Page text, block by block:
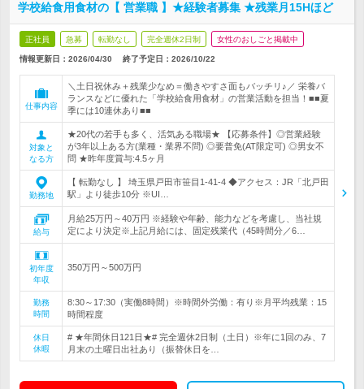
学校給食用食材の【 営業職 】★経験者募集 ★残業月15Hほど
正社員 急募 転勤なし 完全週休2日制 女性のおしごと掲載中
情報更新日：2026/04/30 終了予定日： 2026/10/22
仕事内容
＼土日祝休み＋残業少なめ＝働きやすさ面もバッチリ♪／ 栄養バ
ランスなどに優れた「学校給食用食材」の営業活動を担当！■■夏
季には10連休あり■■
対象と
なる方
★20代の若手も多く、活気ある職場★ 【応募条件】◎営業経験
が3年以上ある方(業種・業界不問) ◎要普免(AT限定可) ◎男女不
問 ★昨年度賞与:4.5ヶ月
勤務地
【 転勤なし 】 埼玉県戸田市笹目1-41-4 ◆アクセス：JR「北戸田
駅」より徒歩10分 ※UI…
給与
月給25万円～40万円 ※経験や年齢、能力などを考慮し、当社規
定により決定※上記月給には、固定残業代（45時間分／6…
初年度
年収
350万円～500万円
勤務
時間
8:30～17:30（実働8時間）※時間外労働：有り※月平均残業：15
時間程度
休日
休暇
# ★年間休日121日★# 完全週休2日制（土日）※年に1回のみ、7
月末の土曜日出社あり（振替休日を…